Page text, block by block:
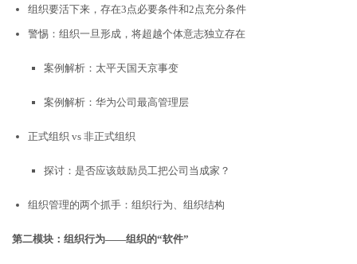
组织要活下来，存在3点必要条件和2点充分条件
警惕：组织一旦形成，将超越个体意志独立存在
案例解析：太平天国天京事变
案例解析：华为公司最高管理层
正式组织 vs 非正式组织
探讨：是否应该鼓励员工把公司当成家？
组织管理的两个抓手：组织行为、组织结构
第二模块：组织行为——组织的“软件”